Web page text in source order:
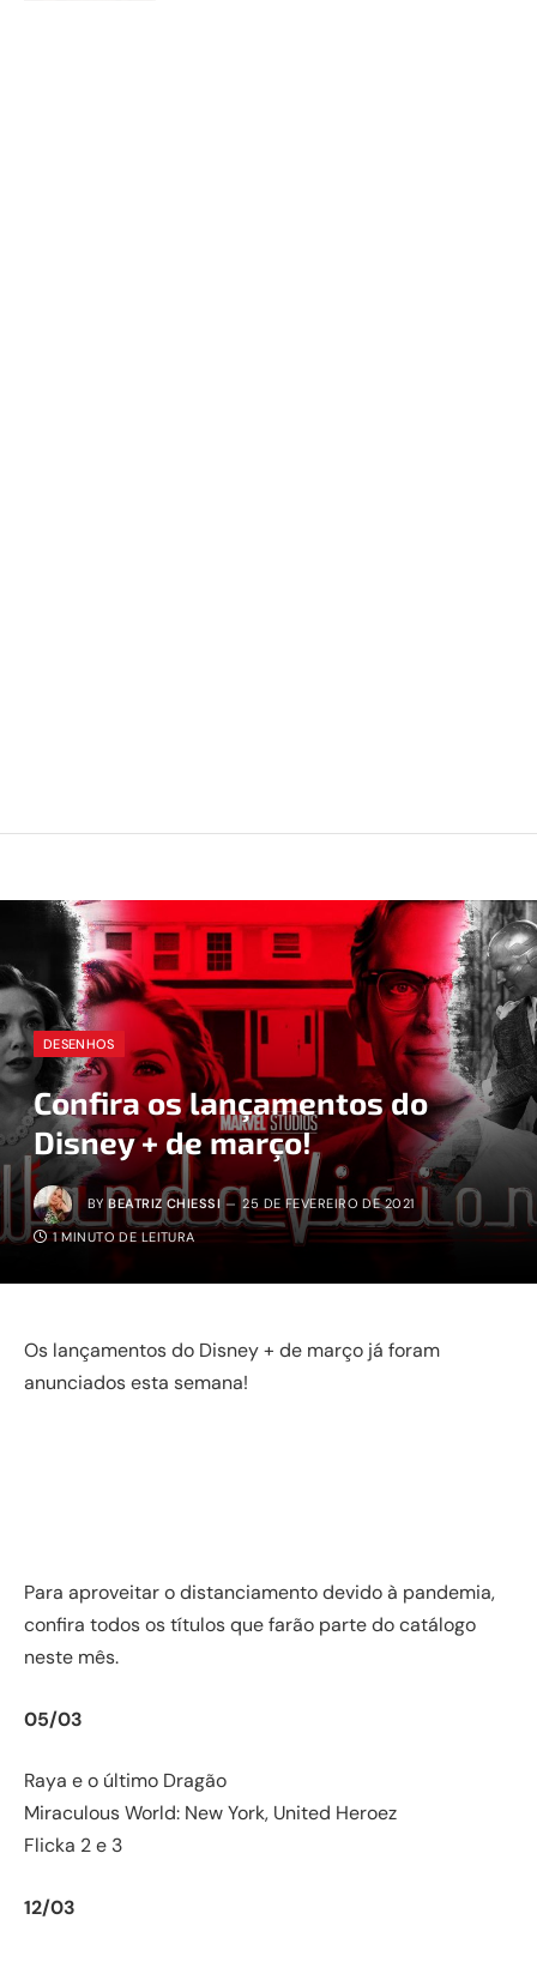
DESENHOS
Confira os lançamentos do
Disney + de março!
BY BEATRIZ CHIESSI 25 DE FEVEREIRO DE 2021
1 MINUTO DE LEITURA
Os lançamentos do Disney + de março já foram
anunciados esta semana!
Para aproveitar o distanciamento devido à pandemia,
confira todos os títulos que farão parte do catálogo
neste mês.
05/03
Raya e o último Dragão
Miraculous World: New York, United Heroez
Flicka 2 e 3
12/03